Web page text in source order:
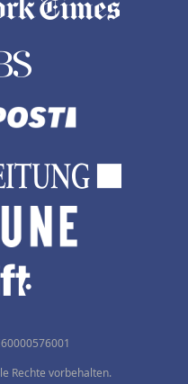
Rechte vorbehalten.